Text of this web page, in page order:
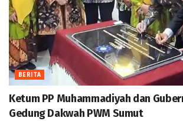
BERITA
Ketum PP Muhammadiyah dan
Gedung Dakwah PWM Sumut